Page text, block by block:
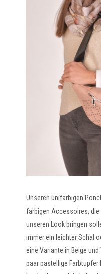
Unseren unifarbigen
farbigen Accessoires, die
unseren Look bringen
immer ein leichter Schal
eine Variante in Beige
paar pastellige